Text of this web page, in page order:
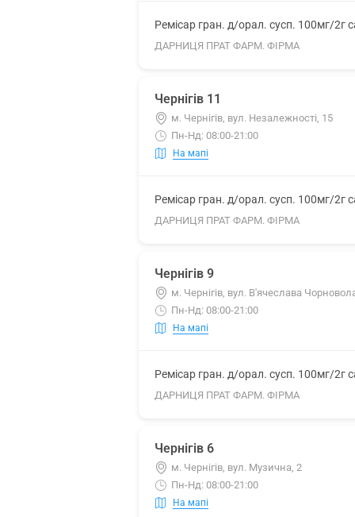
Ремісар гран. д/орал. сусп. 100мг/2г
ДАРНИЦЯ ПРАТ ФАРМ. ФІРМА
Чернігів 11
м. Чернігів, вул. Незалежності, 15
Пн-Нд: 08:00-21:00
На мапі
Ремісар гран. д/орал. сусп. 100мг/2г
ДАРНИЦЯ ПРАТ ФАРМ. ФІРМА
Чернігів 9
м. Чернігів, вул. В'ячеслава
Пн-Нд: 08:00-21:00
На мапі
Ремісар гран. д/орал. сусп. 100мг/2г
ДАРНИЦЯ ПРАТ ФАРМ. ФІРМА
Чернігів 6
м. Чернігів, вул. Музична, 2
Пн-Нд: 08:00-21:00
На мапі